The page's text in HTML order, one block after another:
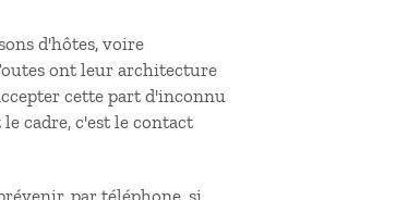
d'hôtes, voire
ont leur architecture
cette part d'inconnu
cadre, c'est le contact
par téléphone, si